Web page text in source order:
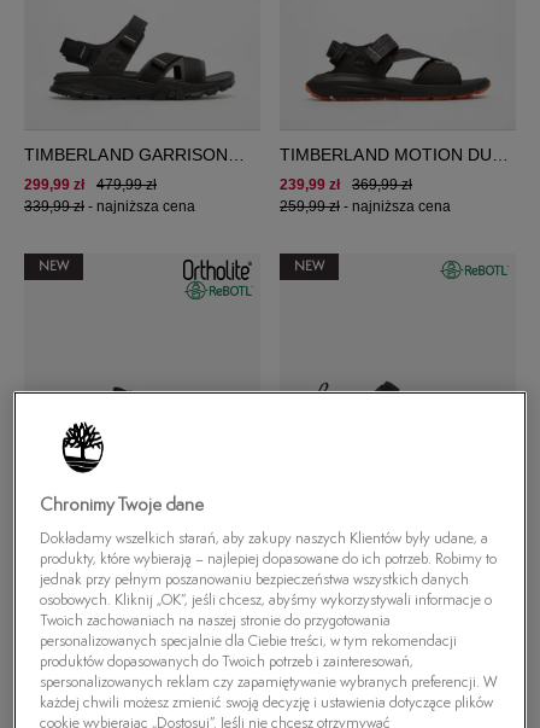
TIMBERLAND GARRISON
TRAIL BACKSTRAP SANDAL
479,99 zł
299,99 zł
339,99 zł - najniższa cena
TIMBERLAND MOTION DUNE
SANDAL
369,99 zł
239,99 zł
259,99 zł - najniższa cena
NEW
TIMBERLAND SENECA BAY
OXFORD499,99 zł
399,99 zł
429,99 zł- najniższa cena
NEW
TRAIL WEB SANDAL
449,99 zł
299,99 zł
339,99 zł -najniższa cena
NEW NEW
Chronimy Twoje dane
Dokładamy wszelkich starań, aby zakupy naszych Klientów były udane, a
produkty, które wybierają – najlepiej dopasowane do ich potrzeb. Robimy to
jednak przy pełnym poszanowaniu bezpieczeństwa wszystkich danych
osobowych. Kliknij „OK”, jeśli chcesz, abyśmy wykorzystywali informacje o
Twoich zachowaniach na naszej stronie do przygotowania
personalizowanych specjalnie dla Ciebie treści, w tym rekomendacji
produktów dopasowanych do Twoich potrzeb i zainteresowań,
spersonalizowanych reklam czy zapamiętywanie wybranych preferencji. W
każdej chwili możesz zmienić swoją decyzję i ustawienia dotyczące plików
cookie wybierając „Dostosuj”. Jeśli nie chcesz otrzymywać